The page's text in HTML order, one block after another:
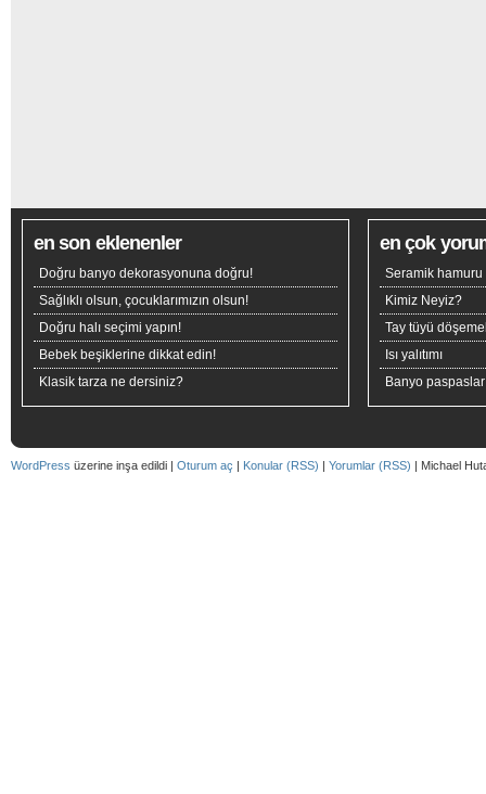
en son eklenenler
Doğru banyo dekorasyonuna doğru!
Sağlıklı olsun, çocuklarımızın olsun!
Doğru halı seçimi yapın!
Bebek beşiklerine dikkat edin!
Klasik tarza ne dersiniz?
en çok
Seramik hamuru
Kimiz Neyiz?
Tay tüyü
Isı yalıtımı
Banyo
WordPress üzerine inşa edildi | Oturum aç | Konular (RSS) | Yorumlar (RSS) | Michael